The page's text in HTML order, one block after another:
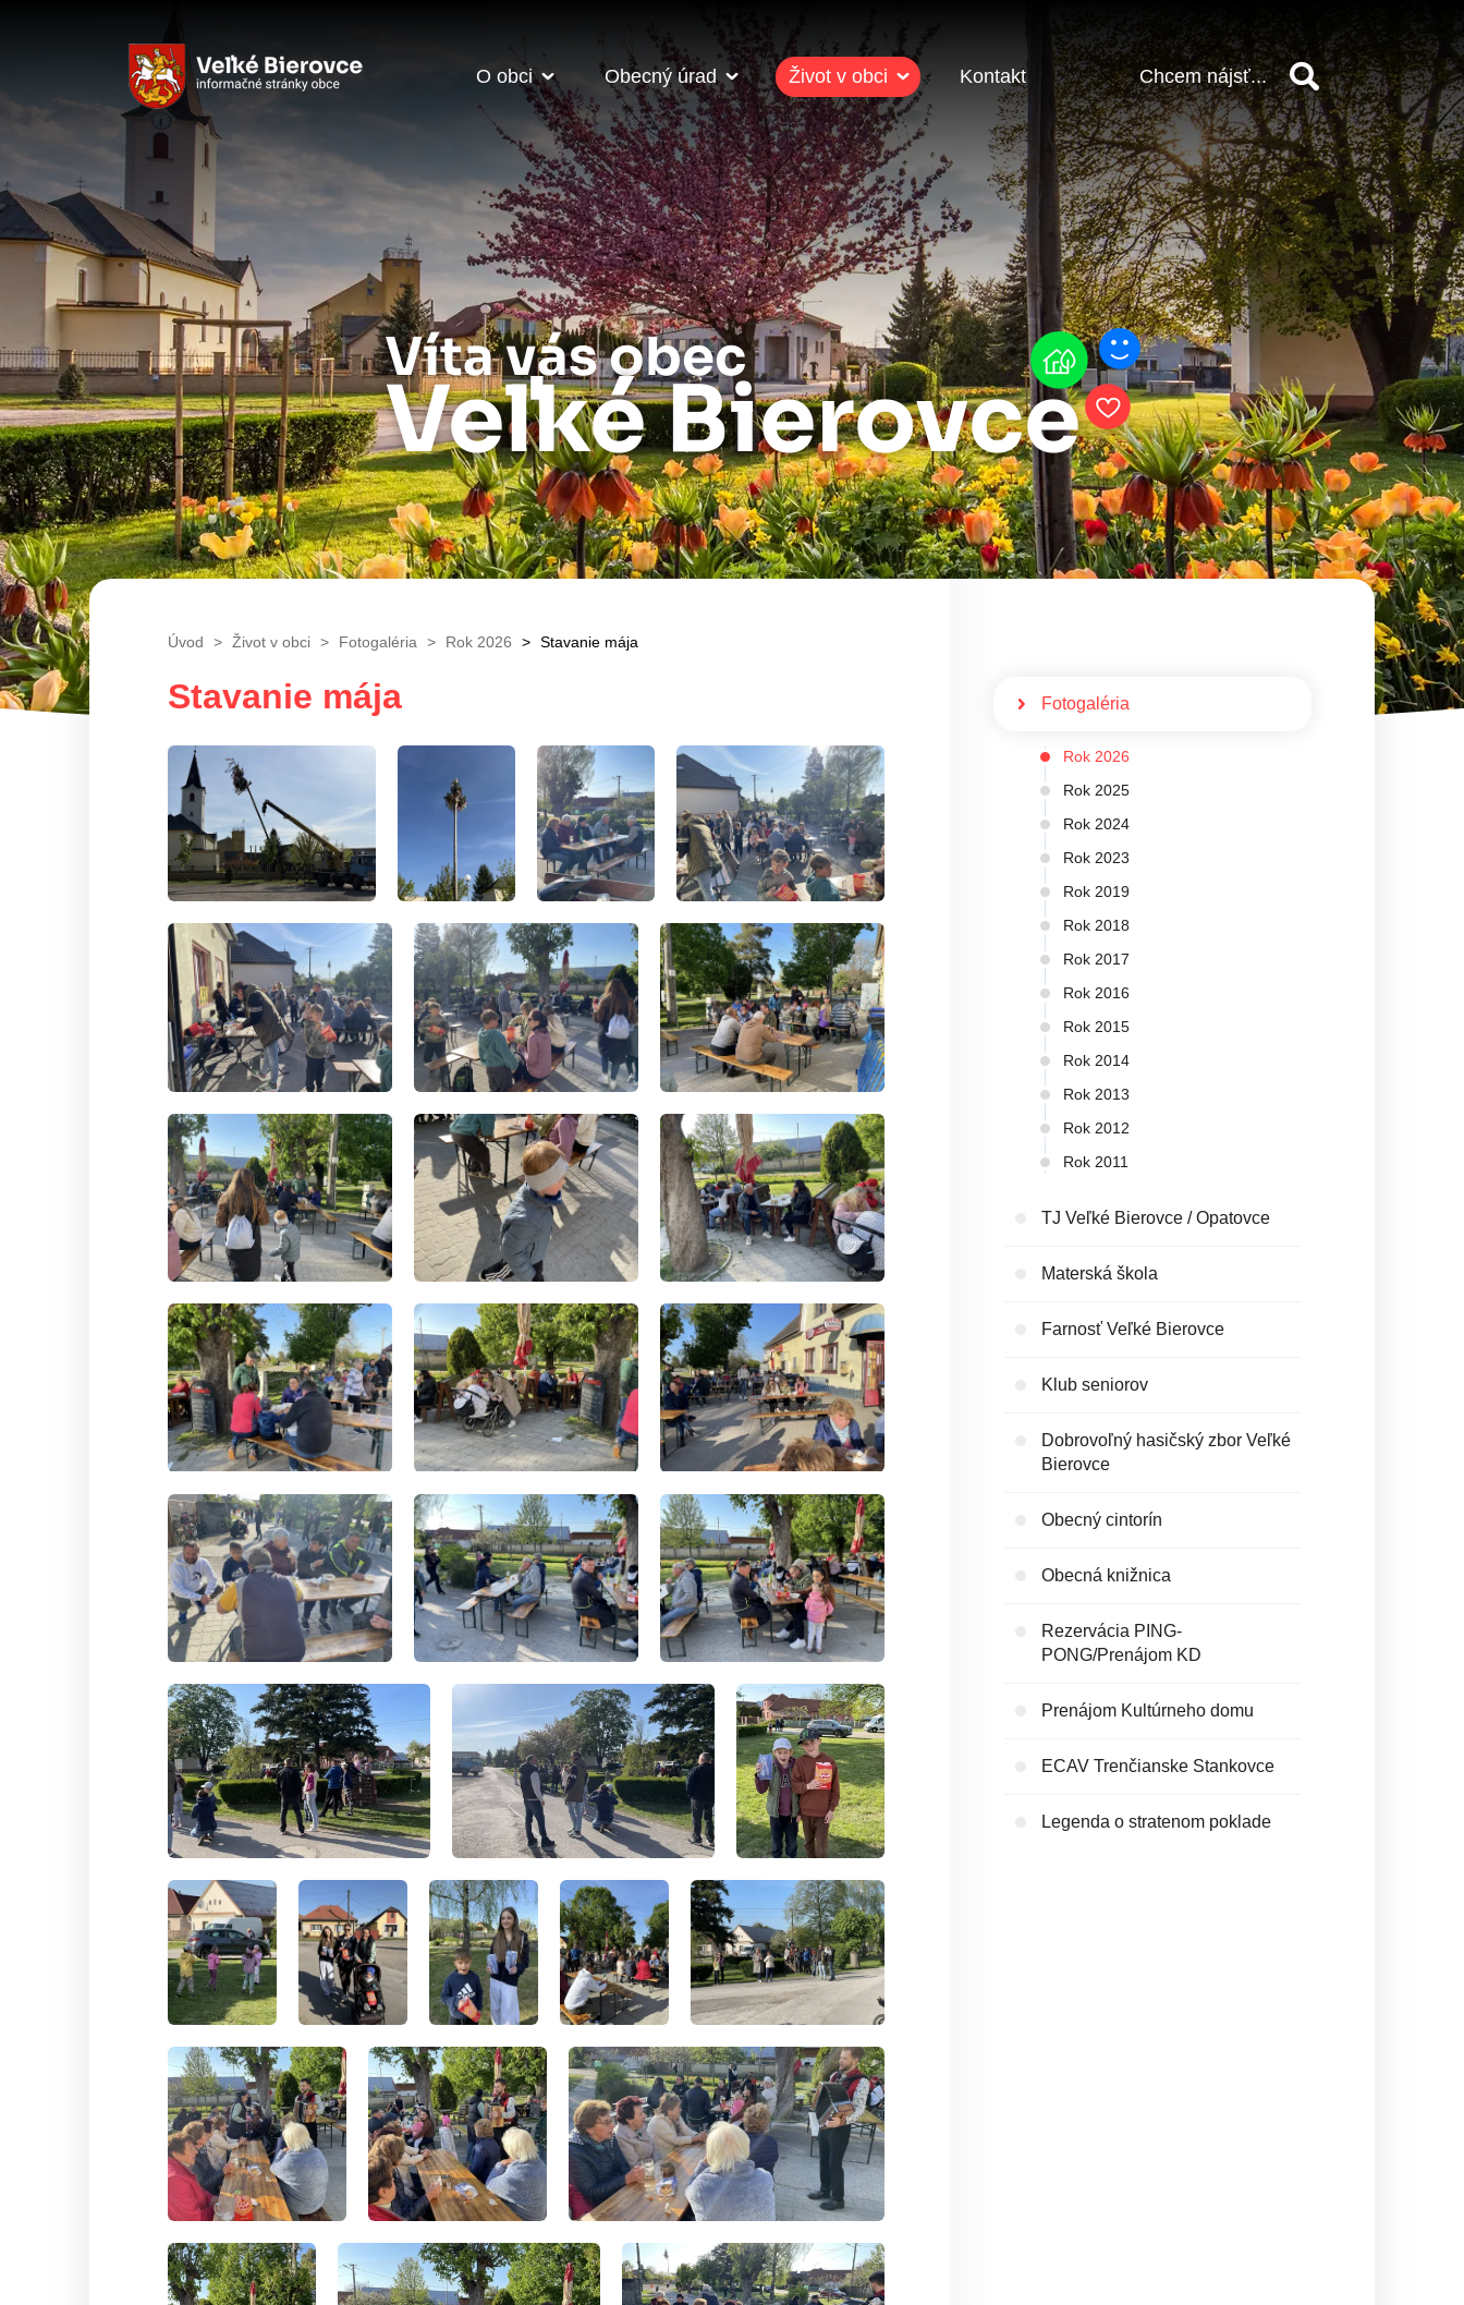
O obci Obecný úrad Život v obci Kontakt Vyhľadať
Víta vás obec
Veľké Bierovce
Úvod Život v obci Fotogaléria Rok 2026 Stavanie mája
Stavanie mája Fotogaléria
Rok 2026
Rok 2025
Rok 2024
Rok 2023
Rok 2019
Rok 2018
Rok 2017
Rok 2016
Rok 2015
Rok 2014
Rok 2013
Rok 2012
Rok 2011
TJ Veľké Bierovce / Opatovce
Materská škola
Farnosť Veľké Bierovce
Klub seniorov
Dobrovoľný hasičský zbor Veľké
Bierovce
Obecný cintorín
Obecná knižnica
Rezervácia PING-
PONG/Prenájom KD
Prenájom Kultúrneho domu
ECAV Trenčianske Stankovce
Legenda o stratenom poklade